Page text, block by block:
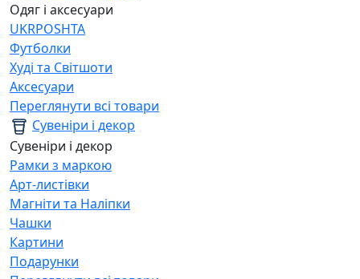
Одяг і аксесуари
UKRPOSHTA
Футболки
Худі та Світшоти
Аксесуари
Переглянути всі товари
Сувеніри і декор
Сувеніри і декор
Рамки з маркою
Арт-листівки
Магніти та Наліпки
Чашки
Картини
Подарунки